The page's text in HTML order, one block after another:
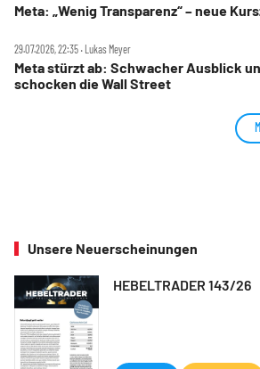
Meta: „Wenig Transparenz“ – neue
29.07.2026, 22:35 ‧ Lukas Meyer
Meta stürzt ab: Schwacher Ausblick
schocken die Wall Street
Unsere Neuerscheinungen
HEBELTRADER 143/26